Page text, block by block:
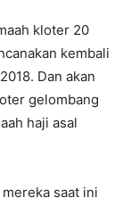
kloter 20
kembali
Dan akan
gelombang
haji asal
saat ini